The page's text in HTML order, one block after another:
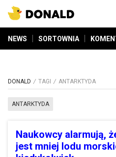
NEWS SORTOWNIA
DONALD TAGI ANTARKTYDA
ANTARKTYDA
Naukowcy alarmują,
jest mniej lodu